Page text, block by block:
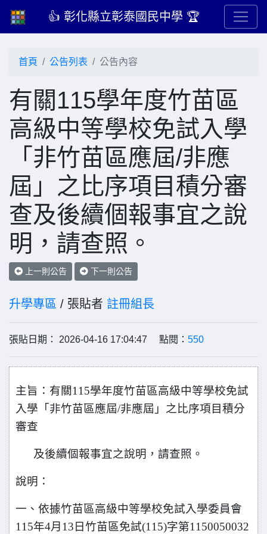
👍 彰化縣立彰泰國民中學 🏆
首頁 公告列表 公告內容
有關115學年度竹苗區
高級中等學校免試入學
「非竹苗區應屆/非應
屆」之比序項目積分審
查及後續個報事宜之說
明，請查照。
上一則公告 下一則公告
升學專區 / 張貼者 註冊組長
張貼日期： 2026-04-16 17:04:47 點閱： 550
主旨：有關115學年度竹苗區高級中等學校免試
入學「非竹苗區應屆/非應屆」之比序項目積分
審查
及後續個報事宜之說明，請查照。
說明：
一、依據竹苗區高級中等學校免試入學委員會
115年4月13日竹苗區免試(115)字第1150050032